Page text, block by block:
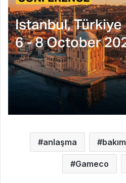
anlaşma bakım
Gameco